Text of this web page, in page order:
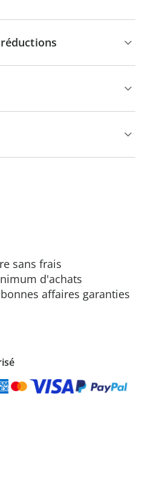
sans frais
d'achats
affaires garanties